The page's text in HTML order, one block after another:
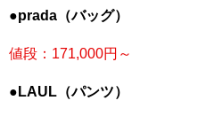
●prada（バッグ）
値段：171,000円～
●LAUL（パンツ）